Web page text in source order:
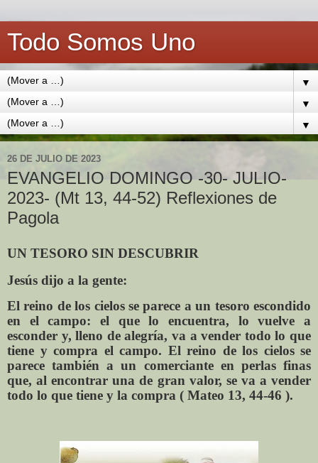
Todo Somos Uno
▼
▼
▼
26 DE JULIO DE 2023
EVANGELIO DOMINGO -30- JULIO-
2023- (Mt 13, 44-52) Reflexiones de
Pagola
UN TESORO SIN DESCUBRIR
Jesús dijo a la gente:
El reino de los cielos se parece a un tesoro escondido
en el campo: el que lo encuentra, lo vuelve a
esconder y, lleno de alegría, va a vender todo lo que
tiene y compra el campo. El reino de los cielos se
parece también a un comerciante en perlas finas
que, al encontrar una de gran valor, se va a vender
todo lo que tiene y la compra ( Mateo 13, 44-46 ).